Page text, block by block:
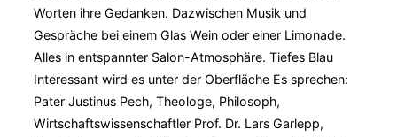
Worten ihre Gedanken. Dazwischen Musik und
Gespräche bei einem Glas Wein oder einer Limonade.
Alles in entspannter Salon-Atmosphäre. Tiefes Blau
Interessant wird es unter der Oberfläche Es sprechen:
Pater Justinus Pech, Theologe, Philosoph,
Wirtschaftswissenschaftler Prof. Dr. Lars Garlepp,